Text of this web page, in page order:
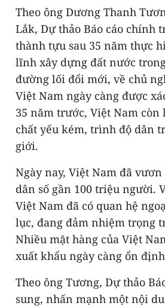
Theo ông Dương Thanh
Lắk, Dự thảo Báo cáo chính
thành tựu sau 35 năm thực
lĩnh xây dựng đất nước
đường lối đổi mới, về chủ
Việt Nam ngày càng được
35 năm trước, Việt Nam
chất yếu kém, trình độ dân
giới.
Ngày nay, Việt Nam đã
dân số gần 100 triệu người.
Việt Nam đã có quan hệ
lục, đang đảm nhiệm trọng
Nhiều mặt hàng của Việt
xuất khẩu ngày càng ổn
Theo ông Tương, Dự thảo
sung, nhấn mạnh một nội